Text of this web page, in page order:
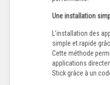
Une installation
L’installation des
simple et rapide
Cette méthode
applications
Stick grâce à un